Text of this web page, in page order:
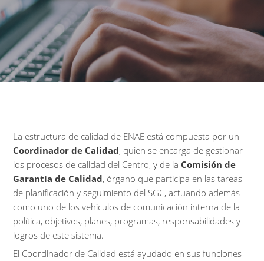
La estructura de calidad de ENAE está compuesta por un
Coordinador de Calidad, quien se encarga de gestionar
los procesos de calidad del Centro, y de la Comisión de
Garantía de Calidad, órgano que participa en las tareas
de planificación y seguimiento del SGC, actuando además
como uno de los vehículos de comunicación interna de la
política, objetivos, planes, programas, responsabilidades y
logros de este sistema.
El Coordinador de Calidad está ayudado en sus funciones